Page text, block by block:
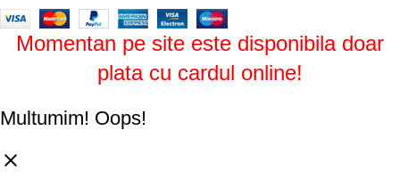
Momentan pe site este disponibila doar
plata cu cardul online!
Multumim! Oops!